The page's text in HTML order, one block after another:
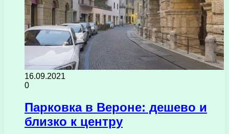
16.09.2021
0
Парковка в Вероне: дешево и
близко к центру